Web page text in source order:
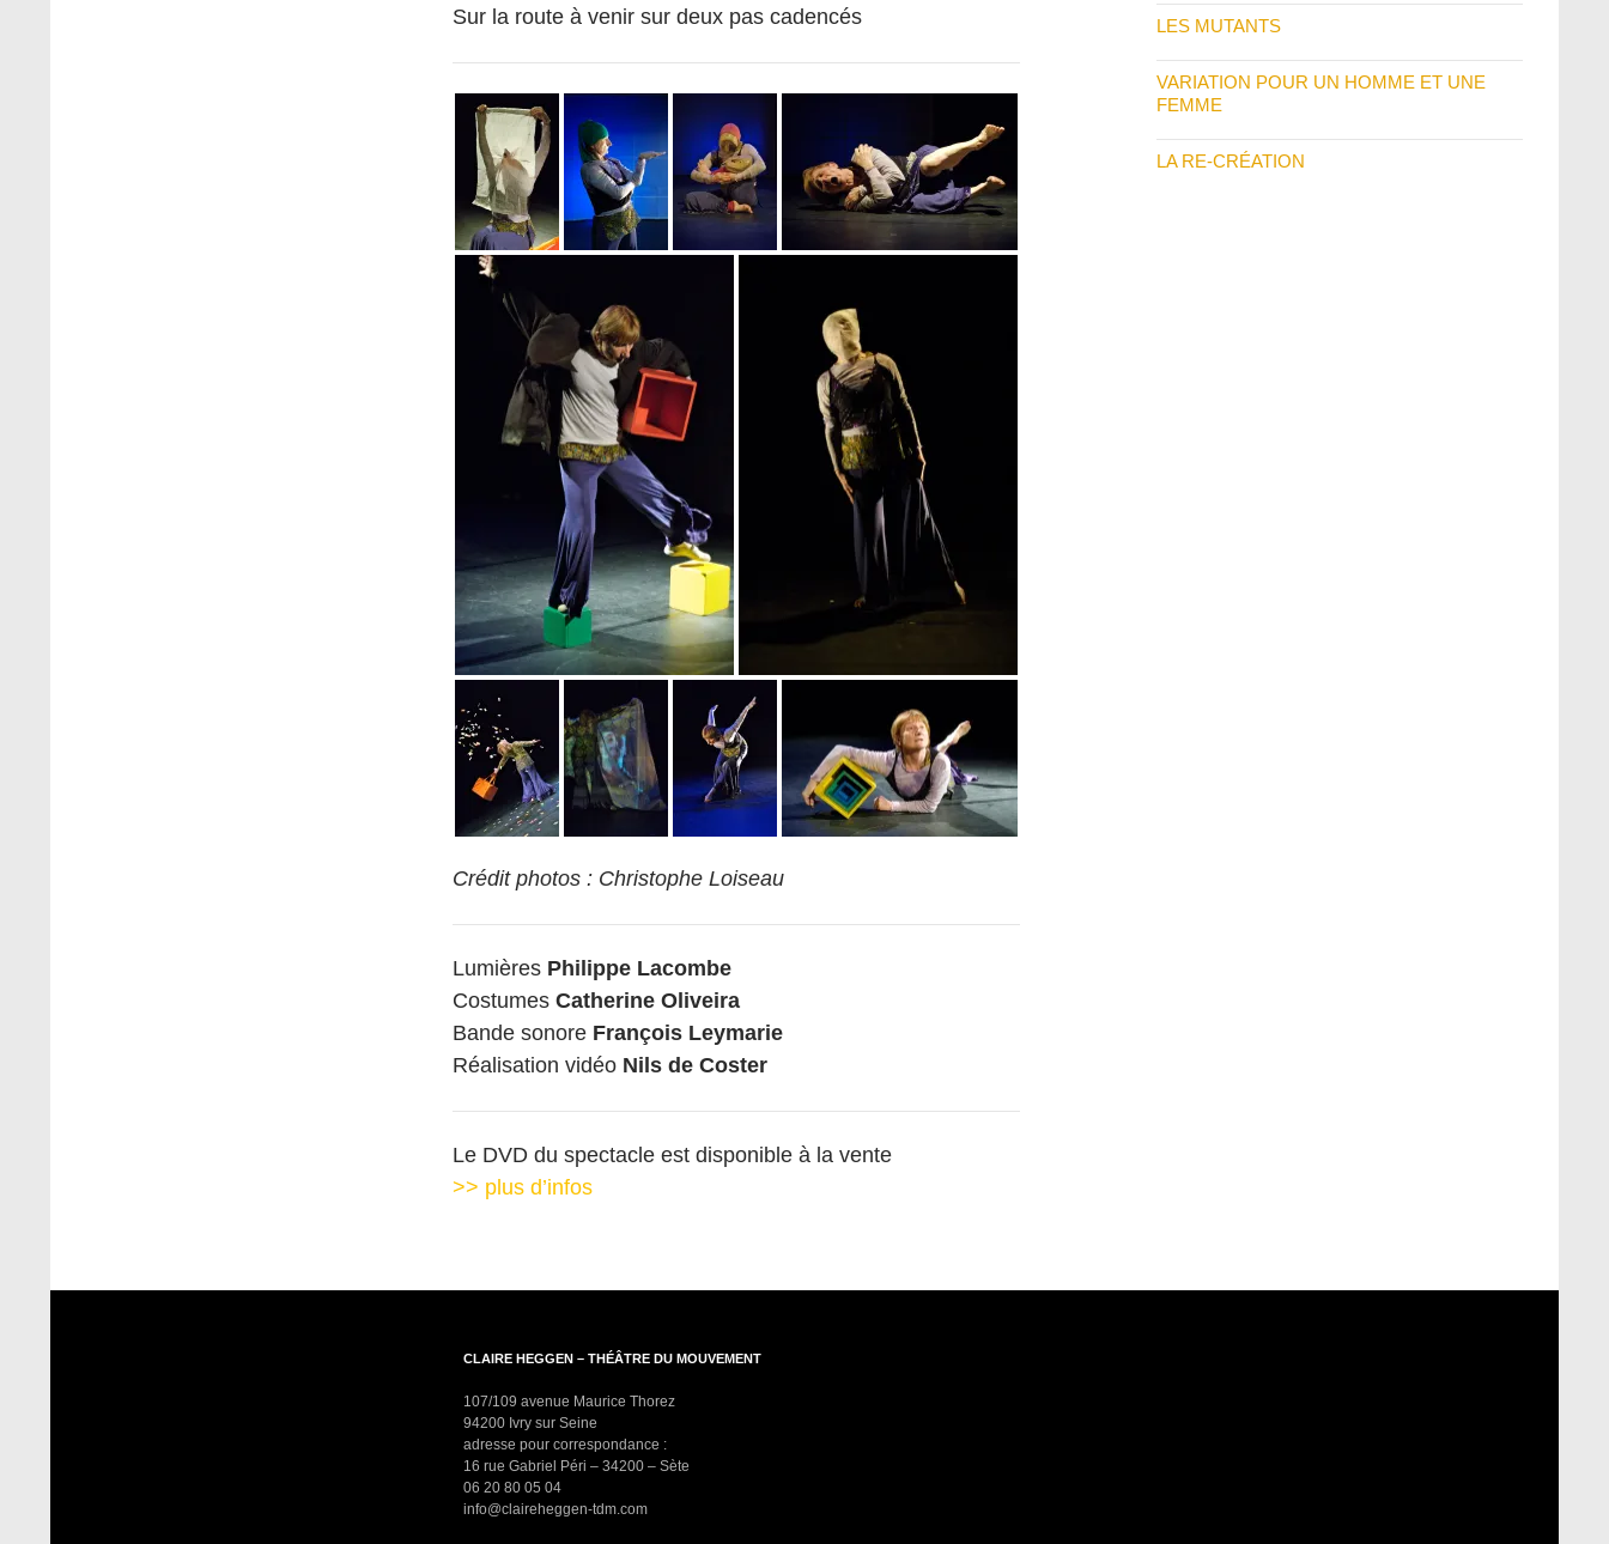
Sur la route à venir sur deux pas cadencés
Crédit photos : Christophe Loiseau
Lumières Philippe Lacombe
Costumes Catherine Oliveira
Bande sonore François Leymarie
Réalisation vidéo Nils de Coster
Le DVD du spectacle est disponible à la vente
>> plus d’infos
LES MUTANTS
VARIATION POUR UN HOMME ET UNE
FEMME
LA RE-CRÉATION
CLAIRE HEGGEN – THÉÂTRE DU MOUVEMENT
107/109 avenue Maurice Thorez
94200 Ivry sur Seine
adresse pour correspondance :
16 rue Gabriel Péri – 34200 – Sète
06 20 80 05 04
info@claireheggen-tdm.com